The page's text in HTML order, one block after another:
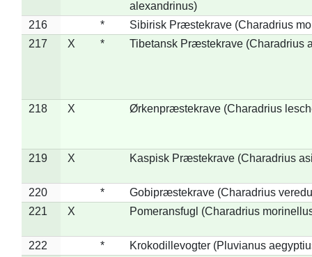
alexandrinus)
216
*
Sibirisk Præstekrave (Charadrius
217
X * Tibetansk Præstekrave (Charadrius
218 X Ørkenpræstekrave (Charadrius
219 X Kaspisk Præstekrave (Charadrius
220 *
Gobipræstekrave (Charadrius
221
X Pomeransfugl (Charadrius
222 *
Krokodillevogter (Pluvianus